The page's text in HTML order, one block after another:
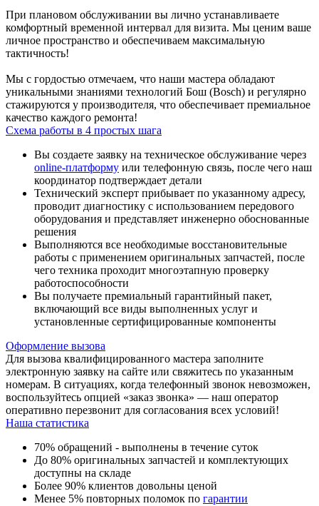
При плановом обслуживании вы лично устанавливаете
комфортный временной интервал для визита. Мы ценим ваше
личное пространство и обеспечиваем максимальную
тактичность!
Мы с гордостью отмечаем, что наши мастера обладают
уникальными знаниями технологий Бош (Bosch) и регулярно
стажируются у производителя, что обеспечивает премиальное
качество каждого ремонта!
Схема работы в 4 простых шага
Вы создаете заявку на техническое обслуживание через
online-платформу или телефонную связь, после чего наш
координатор подтверждает детали
Технический эксперт прибывает по указанному адресу,
проводит диагностику с использованием передового
оборудования и представляет инженерно обоснованные
решения
Выполняются все необходимые восстановительные
работы с применением оригинальных запчастей, после
чего техника проходит многоэтапную проверку
работоспособности
Вы получаете премиальный гарантийный пакет,
включающий все виды выполненных услуг и
установленные сертифицированные компоненты
Оформление вызова
Для вызова квалифицированного мастера заполните
электронную заявку на сайте или свяжитесь по указанным
номерам. В ситуациях, когда телефонный звонок невозможен,
воспользуйтесь опцией «заказ звонка» — наш оператор
оперативно перезвонит для согласования всех условий!
Наша статистика
70% обращений - выполнены в течение суток
До 80% оригинальных запчастей и комплектующих
доступны на складе
Более 90% клиентов довольны ценой
Менее 5% повторных поломок по гарантии